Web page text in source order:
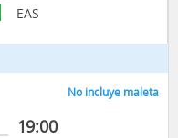
EAS
No incluye maleta
19:00